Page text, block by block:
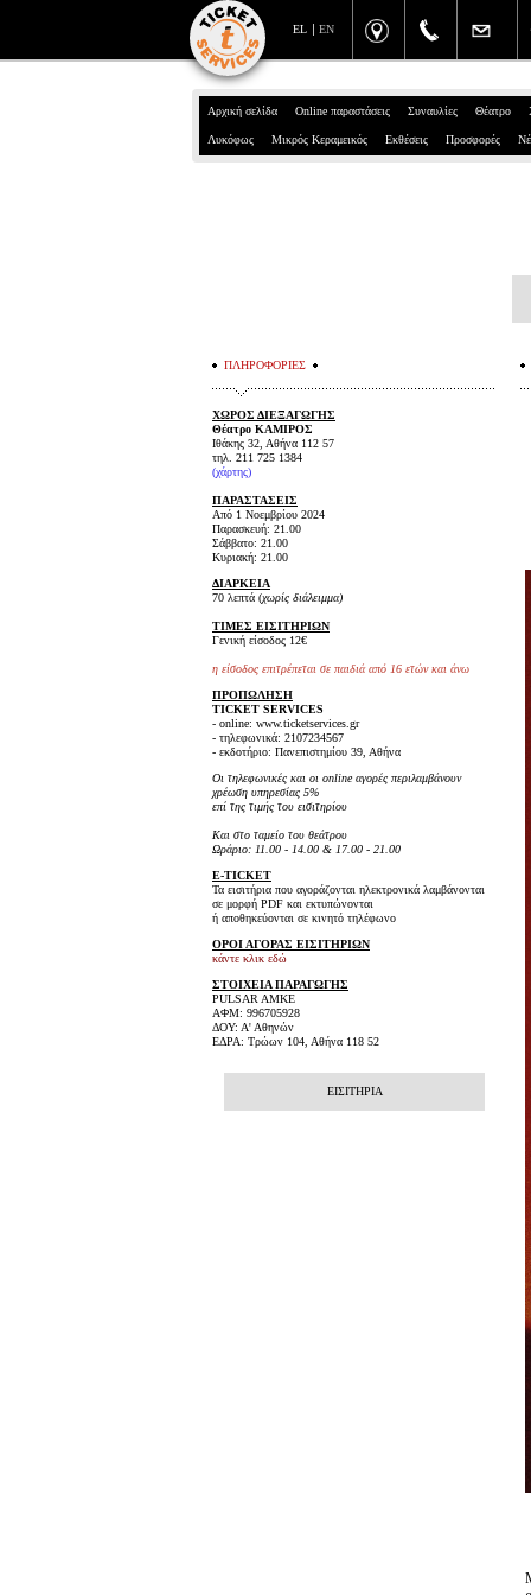
EN
EL
Αρχική σελίδα Online παραστάσεις Συναυλίες Θέατρο
Λυκόφως Μικρός Κεραμεικός Εκθέσεις Προσφορές
ΠΛΗΡΟΦΟΡΙΕΣ
ΧΩΡΟΣ ΔΙΕΞΑΓΩΓΗΣ
Θέατρο ΚΑΜΙΡΟΣ
Ιθάκης 32, Αθήνα 112 57
τηλ. 211 725 1384
(χάρτης)
ΠΑΡΑΣΤΑΣΕΙΣ
Από 1 Νοεμβρίου 2024
Παρασκευή: 21.00
Σάββατο: 21.00
Κυριακή: 21.00
ΔΙΑΡΚΕΙΑ
70 λεπτά (χωρίς διάλειμμα)
ΤΙΜΕΣ ΕΙΣΙΤΗΡΙΩΝ
Γενική είσοδος 12€
η είσοδος επιτρέπεται σε παιδιά από 16 ετών και άνω
ΠΡΟΠΩΛΗΣΗ
TICKET SERVICES
- online: www.ticketservices.gr
- τηλεφωνικά: 2107234567
- εκδοτήριο: Πανεπιστημίου 39, Αθήνα
Οι τηλεφωνικές και οι online αγορές περιλαμβάνουν
χρέωση υπηρεσίας 5%
επί της τιμής του εισιτηρίου
Και στο ταμείο του θεάτρου
Ωράριο: 11.00 - 14.00 & 17.00 - 21.00
E-TICKET
Τα εισιτήρια που αγοράζονται ηλεκτρονικά λαμβάνονται
σε μορφή PDF και εκτυπώνονται
ή αποθηκεύονται σε κινητό τηλέφωνο
ΟΡΟΙ ΑΓΟΡΑΣ ΕΙΣΙΤΗΡΙΩΝ
κάντε κλικ εδώ
ΣΤΟΙΧΕΙΑ ΠΑΡΑΓΩΓΗΣ
PULSAR AMKE
ΑΦΜ: 996705928
ΔΟΥ: Α' Αθηνών
ΕΔΡΑ: Τρώων 104, Αθήνα 118 52
ΕΙΣΙΤΗΡΙΑ